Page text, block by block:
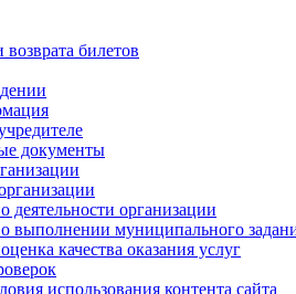
билетов
документы
деятельности организации
выполнении муниципального
качества оказания услуг
использования контента сайта